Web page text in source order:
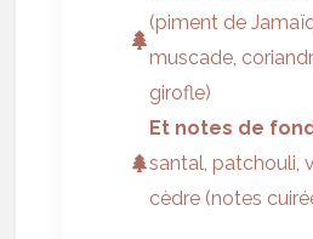
(piment de
muscade,
girofle)
Et notes de
santal, patchouli,
cèdre (notes